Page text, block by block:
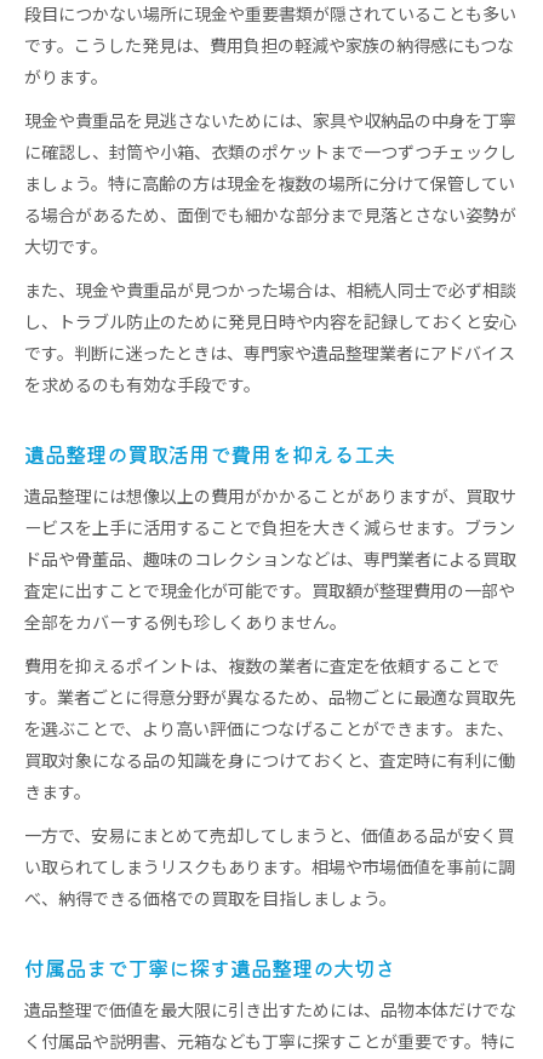
段目につかない場所に現金や重要書類が隠されていることも多い
です。こうした発見は、費用負担の軽減や家族の納得感にもつな
がります。
現金や貴重品を見逃さないためには、家具や収納品の中身を丁寧
に確認し、封筒や小箱、衣類のポケットまで一つずつチェックし
ましょう。特に高齢の方は現金を複数の場所に分けて保管してい
る場合があるため、面倒でも細かな部分まで見落とさない姿勢が
大切です。
また、現金や貴重品が見つかった場合は、相続人同士で必ず相談
し、トラブル防止のために発見日時や内容を記録しておくと安心
です。判断に迷ったときは、専門家や遺品整理業者にアドバイス
を求めるのも有効な手段です。
遺品整理の買取活用で費用を抑える工夫
遺品整理には想像以上の費用がかかることがありますが、買取サ
ービスを上手に活用することで負担を大きく減らせます。ブラン
ド品や骨董品、趣味のコレクションなどは、専門業者による買取
査定に出すことで現金化が可能です。買取額が整理費用の一部や
全部をカバーする例も珍しくありません。
費用を抑えるポイントは、複数の業者に査定を依頼することで
す。業者ごとに得意分野が異なるため、品物ごとに最適な買取先
を選ぶことで、より高い評価につなげることができます。また、
買取対象になる品の知識を身につけておくと、査定時に有利に働
きます。
一方で、安易にまとめて売却してしまうと、価値ある品が安く買
い取られてしまうリスクもあります。相場や市場価値を事前に調
べ、納得できる価格での買取を目指しましょう。
付属品まで丁寧に探す遺品整理の大切さ
遺品整理で価値を最大限に引き出すためには、品物本体だけでな
く付属品や説明書、元箱なども丁寧に探すことが重要です。特に